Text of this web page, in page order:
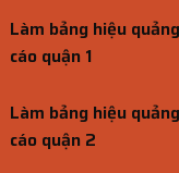
Làm bảng hiệu quảng
cáo quận 1
Làm bảng hiệu quảng
cáo quận 2